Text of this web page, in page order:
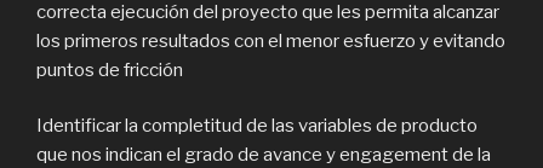
correcta ejecución del proyecto que les permita alcanzar
los primeros resultados con el menor esfuerzo y evitando
puntos de fricción
Identificar la completitud de las variables de producto
que nos indican el grado de avance y engagement de la